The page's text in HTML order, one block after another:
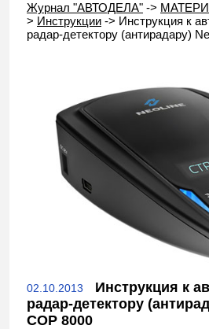
Журнал "АВТОДЕЛА" ->
> Инструкции -> Инструкция к
радар-детектору (антирадару)
02.10.2013
Инструкция к
радар-детектору
COP 8000